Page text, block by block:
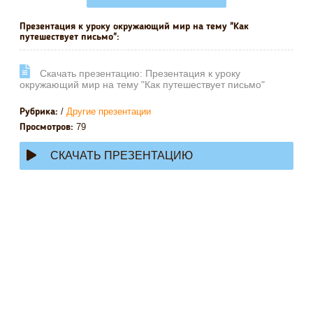
Презентация к уроку окружающий мир на тему "Как
путешествует письмо":
Cкачать презентацию: Презентация к уроку
окружающий мир на тему "Как путешествует письмо"
Рубрика: / Другие презентации
Просмотров: 79
СКАЧАТЬ ПРЕЗЕНТАЦИЮ